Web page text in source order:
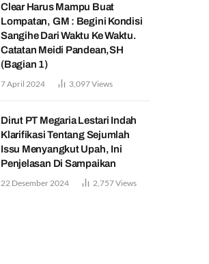
Clear Harus Mampu Buat
Lompatan, GM : Begini Kondisi
Sangihe Dari Waktu Ke Waktu.
Catatan Meidi Pandean,SH
(Bagian 1)
7 April 2024 3,097Views
Dirut PT Megaria Lestari Indah
Klarifikasi Tentang Sejumlah
Issu Menyangkut Upah, Ini
Penjelasan Di Sampaikan
22 Desember 2024 2,757Views